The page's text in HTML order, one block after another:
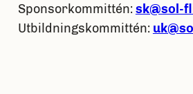
Sponsorkommittén: sk@sol-
Utbildningskommittén: